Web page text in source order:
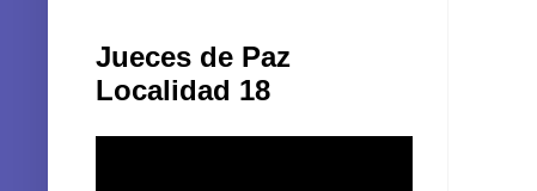
Jueces de Paz
Localidad 18